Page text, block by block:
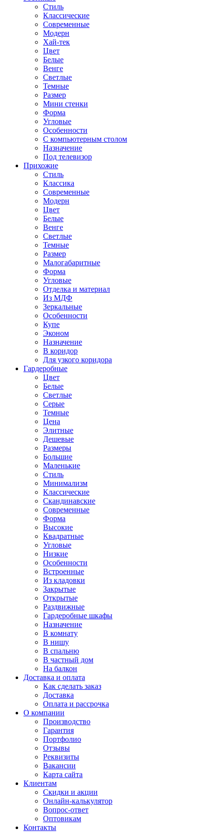
Стиль
Классические
Современные
Модерн
Хай-тек
Цвет
Белые
Венге
Светлые
Темные
Размер
Мини стенки
Форма
Угловые
Особенности
С компьютерным столом
Назначение
Под телевизор
Прихожие
Стиль
Классика
Современные
Модерн
Цвет
Белые
Венге
Светлые
Темные
Размер
Малогабаритные
Форма
Угловые
Отделка и материал
Из МДФ
Зеркальные
Особенности
Купе
Эконом
Назначение
В коридор
Для узкого коридора
Гардеробные
Цвет
Белые
Светлые
Серые
Темные
Цена
Элитные
Дешевые
Размеры
Большие
Маленькие
Стиль
Минимализм
Классические
Скандинавские
Современные
Форма
Высокие
Квадратные
Угловые
Низкие
Особенности
Встроенные
Из кладовки
Закрытые
Открытые
Раздвижные
Гардеробные шкафы
Назначение
В комнату
В нишу
В спальню
В частный дом
На балкон
Доставка и оплата
Как сделать заказ
Доставка
Оплата и рассрочка
О компании
Производство
Гарантия
Портфолио
Отзывы
Реквизиты
Вакансии
Карта сайта
Клиентам
Скидки и акции
Онлайн-калькулятор
Вопрос-ответ
Оптовикам
Контакты